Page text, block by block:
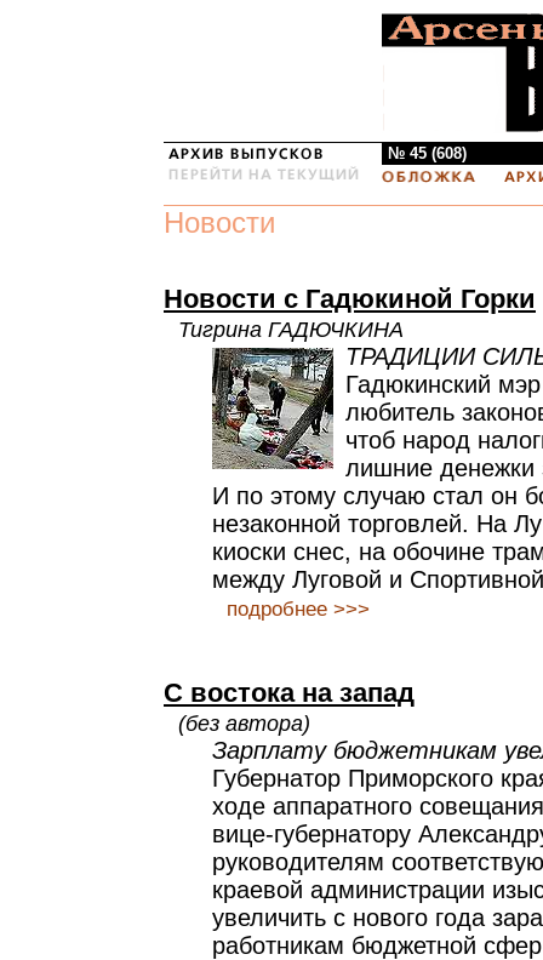
№ 45 (608)
Новости
Новости с Гадюкиной Горки
Тигрина ГАДЮЧКИНА
ТРАДИЦИИ
Гадюкинский
любитель
чтоб народ
лишние денежки
И по этому случаю стал он
незаконной торговлей. На
киоски снес, на обочине
между Луговой и
подробнее >>>
С востока на запад
(без автора)
Зарплату бюджетникам
Губернатор Приморского
ходе аппаратного
вице-губернатору
руководителям
краевой администрации
увеличить с нового года
работникам бюджетной